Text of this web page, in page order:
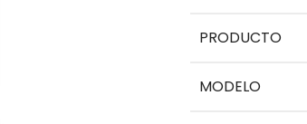
PRODUCTO
MODELO